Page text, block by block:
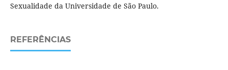
Sexualidade da Universidade de São Paulo.
REFERÊNCIAS